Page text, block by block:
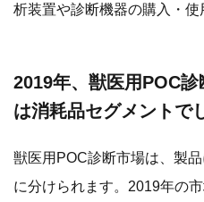
析装置や診断機器の購入・使
2019年、獣医用POC
は消耗品セグメントで
獣医用POC診断市場は、製
に分けられます。2019年の